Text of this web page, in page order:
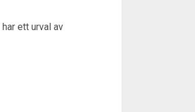
ett urval av